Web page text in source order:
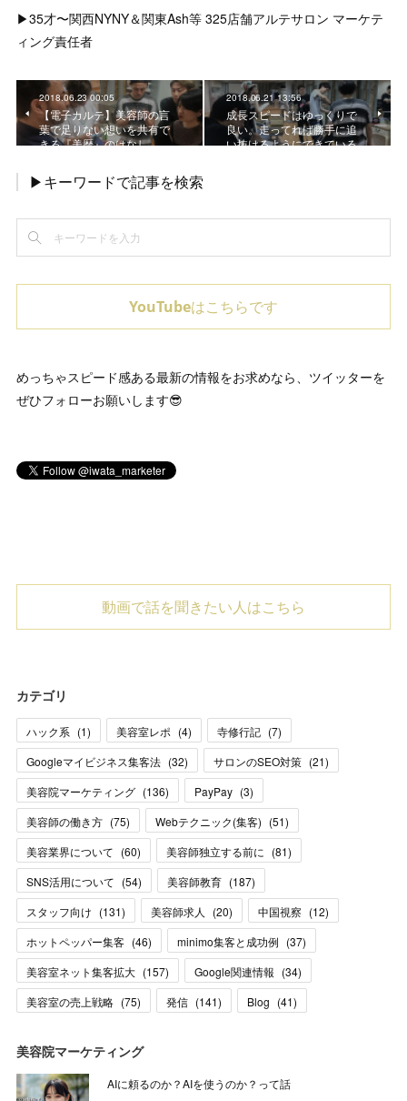
▶︎35才〜関西NYNY＆関東Ash等 325店舗アルテサロン マーケテ
ィング責任者
2018.06.23 00:05
【電子カルテ】美容師の言
葉で足りない想いを共有で
きる『美歴』のはなし
2018.06.21 13:56
成長スピードはゆっくりで
良い。走ってれば勝手に追
い抜けるようにできている
▶キーワードで記事を検索
YouTubeはこちらです
めっちゃスピード感ある最新の情報をお求めなら、ツイッターを
ぜひフォローお願いします😎
動画で話を聞きたい人はこちら
カテゴリ
ハック系 (1) 美容室レポ (4) 寺修行記 (7)
Googleマイビジネス集客法 (32) サロンのSEO対策 (21)
美容院マーケティング (136) PayPay (3)
美容師の働き方 (75) Webテクニック(集客) (51)
美容業界について (60) 美容師独立する前に (81)
SNS活用について (54) 美容師教育 (187)
スタッフ向け (131) 美容師求人 (20) 中国視察 (12)
ホットペッパー集客 (46) minimo集客と成功例 (37)
美容室ネット集客拡大 (157) Google関連情報 (34)
美容室の売上戦略 (75) 発信 (141) Blog (41)
美容院マーケティング
AIに頼るのか？AIを使うのか？って話